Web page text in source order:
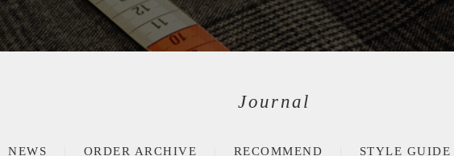
Journal
NEWS ORDER ARCHIVE RECOMMEND STYLE GUIDE